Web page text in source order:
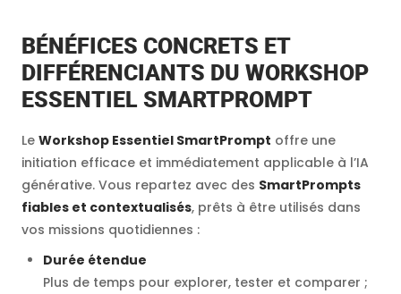
BÉNÉFICES CONCRETS ET
DIFFÉRENCIANTS DU WORKSHOP
ESSENTIEL SMARTPROMPT
Le Workshop Essentiel SmartPrompt offre une
initiation efficace et immédiatement applicable à l’IA
générative. Vous repartez avec des SmartPrompts
fiables et contextualisés, prêts à être utilisés dans
vos missions quotidiennes :
Durée étendue
Plus de temps pour explorer, tester et comparer ;